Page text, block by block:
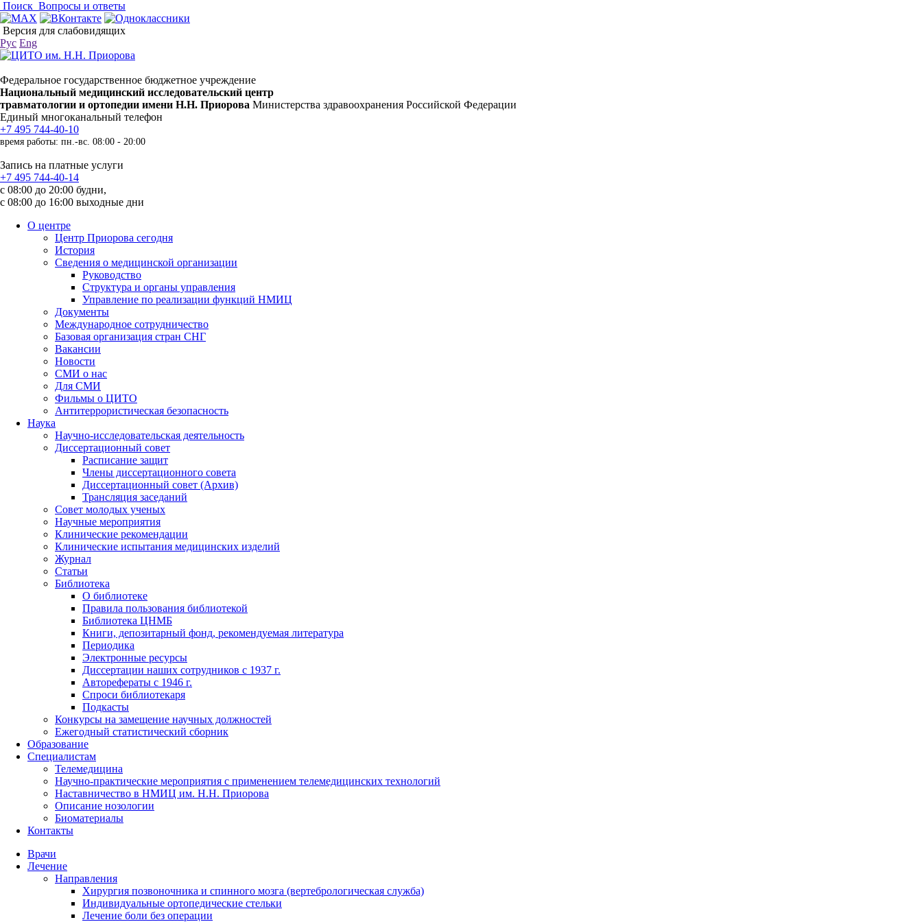
Поиск Вопросы и ответы
Версия для слабовидящих
Рус Eng
Федеральное государственное бюджетное учреждение
Национальный медицинский исследовательский центр
травматологии и ортопедии имени Н.Н. Приорова Министерства здравоохранения Российской Федерации
Единый многоканальный телефон
+7 495 744-40-10
время работы: пн.-вс. 08:00 - 20:00
Запись на платные услуги
+7 495 744-40-14
с 08:00 до 20:00 будни,
с 08:00 до 16:00 выходные дни
О центре
Центр Приорова сегодня
История
Сведения о медицинской организации
Руководство
Структура и органы управления
Управление по реализации функций НМИЦ
Документы
Международное сотрудничество
Базовая организация стран СНГ
Вакансии
Новости
СМИ о нас
Для СМИ
Фильмы о ЦИТО
Антитеррористическая безопасность
Наука
Научно-исследовательская деятельность
Диссертационный совет
Расписание защит
Члены диссертационного совета
Диссертационный совет (Архив)
Трансляция заседаний
Совет молодых ученых
Научные мероприятия
Клинические рекомендации
Клинические испытания медицинских изделий
Журнал
Статьи
Библиотека
О библиотеке
Правила пользования библиотекой
Библиотека ЦНМБ
Книги, депозитарный фонд, рекомендуемая литература
Периодика
Электронные ресурсы
Диссертации наших сотрудников с 1937 г.
Авторефераты с 1946 г.
Спроси библиотекаря
Подкасты
Конкурсы на замещение научных должностей
Ежегодный статистический сборник
Образование
Специалистам
Телемедицина
Научно-практические мероприятия с применением телемедицинских технологий
Наставничество в НМИЦ им. Н.Н. Приорова
Описание нозологии
Биоматериалы
Контакты
Врачи
Лечение
Направления
Хирургия позвоночника и спинного мозга (вертебрологическая служба)
Индивидуальные ортопедические стельки
Лечение боли без операции